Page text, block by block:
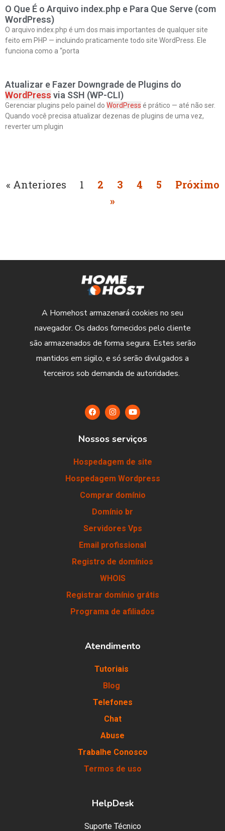
O Que É o Arquivo index.php e Para Que Serve (com
WordPress)
O arquivo index.php é um dos mais importantes de qualquer site
feito em PHP — incluindo praticamente todo site WordPress. Ele
funciona como a “porta
Atualizar e Fazer Downgrade de Plugins do
WordPress via SSH (WP-CLI)
Gerenciar plugins pelo painel do WordPress é prático — até não ser.
Quando você precisa atualizar dezenas de plugins de uma vez,
reverter um plugin
« Anteriores 1 2 3 4 5
Próximo
»
A Homehost armazenará cookies no seu
navegador. Os dados fornecidos pelo cliente
são armazenados de forma segura. Estes serão
mantidos em sigilo, e só serão divulgados a
terceiros sob demanda de autoridades.
Nossos serviços
Hospedagem de site
Hospedagem Wordpress
Comprar domínio
Domínio br
Servidores Vps
Email profissional
Registro de domínios
WHOIS
Registrar domínio grátis
Programa de afiliados
Atendimento
Tutoriais
Blog
Telefones
Chat
Abuse
Trabalhe Conosco
Termos de uso
HelpDesk
Suporte Técnico